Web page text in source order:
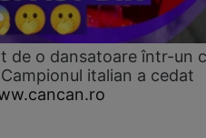
de o dansatoare într-un
italian a cedat